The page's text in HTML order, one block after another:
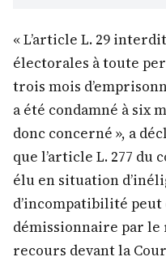
« L’article L. 29
électorales à toute
trois mois
a été condamné à six
donc concerné », a
que l’article L. 277 du
élu en situation
d’incompatibilité
démissionnaire par le
recours devant la